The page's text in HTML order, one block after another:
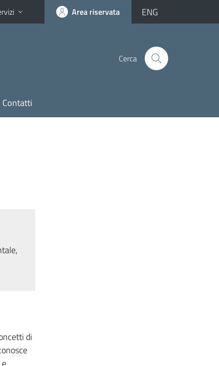
Area riservata ENG
Cerca
Contatti
di